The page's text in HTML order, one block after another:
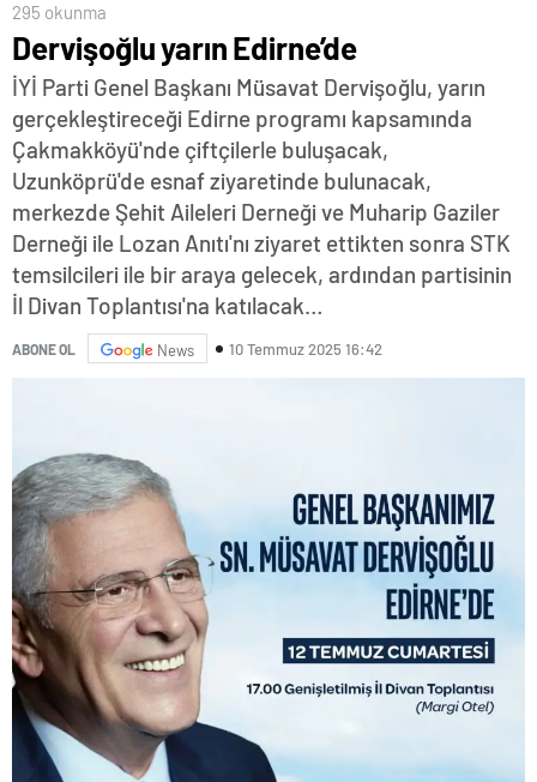
295 okunma
Dervişoğlu yarın Edirne’de
İYİ Parti Genel Başkanı Müsavat Dervişoğlu, yarın
gerçekleştireceği Edirne programı kapsamında
Çakmakköyü'nde çiftçilerle buluşacak,
Uzunköprü'de esnaf ziyaretinde bulunacak,
merkezde Şehit Aileleri Derneği ve Muharip Gaziler
Derneği ile Lozan Anıtı'nı ziyaret ettikten sonra STK
temsilcileri ile bir araya gelecek, ardından partisinin
İl Divan Toplantısı'na katılacak…
ABONE OL News 10 Temmuz 2025 16:42